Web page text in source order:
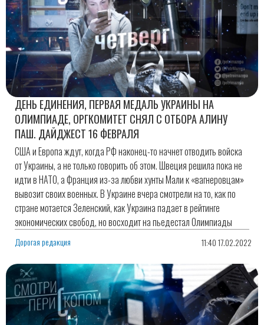
ДЕНЬ ЕДИНЕНИЯ, ПЕРВАЯ МЕДАЛЬ УКРАИНЫ НА
ОЛИМПИАДЕ, ОРГКОМИТЕТ СНЯЛ С ОТБОРА АЛИНУ
ПАШ. ДАЙДЖЕСТ 16 ФЕВРАЛЯ
США и Европа ждут, когда РФ наконец-то начнет отводить войска
от Украины, а не только говорить об этом. Швеция решила пока не
идти в НАТО, а Франция из-за любви хунты Мали к «вагнеровцам»
вывозит своих военных. В Украине вчера смотрели на то, как по
стране мотается Зеленский, как Украина падает в рейтинге
экономических свобод, но восходит на пьедестал Олимпиады
Дорогая редакция 11:40 17.02.2022